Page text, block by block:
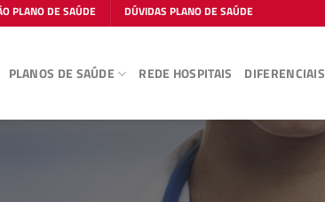
PLANO DE SAÚDE DÚVIDAS PLANO DE SAÚDE
PLANOS DE SAÚDE REDE HOSPITAIS DIFERENCIAIS